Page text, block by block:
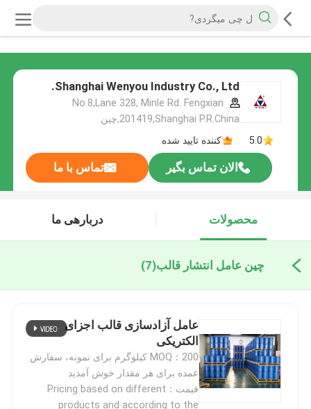
Shanghai Wenyou Industry Co., Ltd.
No.8,Lane 328, Minle Rd. Fengxian
201419,Shanghai P.R.China,چین
5.0
کننده تایید شده
الان تماس بگیر تماس با ما
محصولات دربارهی ما
چین عامل انتشار قالب(7)
عامل آزادسازی قالب اجزای
الکتریکی
MOQ：200 کیلوگرم برای نمونه، سفارش
عمده برای هر مقدار خوش آمدید
قیمت：Pricing based on different
products and according to the